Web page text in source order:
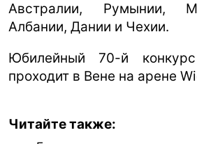
Австралии, Румынии,
Албании, Дании и Чехии.
Юбилейный 70-й конкурс
проходит в Вене на арене
Читайте также: